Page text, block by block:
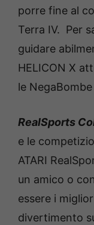
porre fine al
Terra IV. Per
guidare
HELICON X
le
RealSports
e le
ATARI
un amico o
essere i
divertimento